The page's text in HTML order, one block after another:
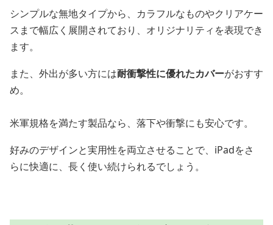
シンプルな無地タイプから、カラフルなものやクリアケー
スまで幅広く展開されており、オリジナリティを表現でき
ます。
また、外出が多い方には耐衝撃性に優れたカバーがおすす
め。
米軍規格を満たす製品なら、落下や衝撃にも安心です。
好みのデザインと実用性を両立させることで、iPadをさ
らに快適に、長く使い続けられるでしょう。